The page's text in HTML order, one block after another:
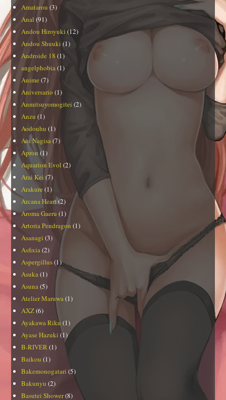
Amatarou (3)
Anal (91)
Andou Hiroyuki (12)
Andou Shuuki (1)
Androide 18 (1)
angelphobia(1)
Anime (7)
Aniversario (1)
Anmitsuyomogitei (2)
Anzu (1)
Aodouhu (1)
Aoi Nagisa(7)
Apron(1)
Aquarion Evol (2)
Arai Kei (7)
Arakure (1)
Arcana Heart(2)
Aroma Gaeru (1)
Artoria Pendragon (1)
Asanagi (3)
Asfixia(2)
Aspergillus(1)
Asuka(1)
Asuna(5)
Atelier Maruwa(1)
AXZ(6)
Ayakawa Riku (1)
Ayase Hazuki (1)
B-RIVER (1)
Baikou (1)
Bakemonogatari (5)
Bakunyu (2)
Basutei Shower(8)